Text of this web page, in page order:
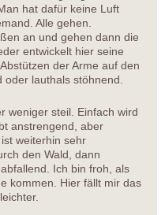
hat dafür keine Luft
Alle gehen.
an und gehen dann die
entwickelt hier seine
der Arme auf den
lauthals stöhnend.
weniger steil. Einfach wird
anstrengend, aber
weiterhin sehr
den Wald, dann
Ich bin froh, als
kommen. Hier fällt mir das